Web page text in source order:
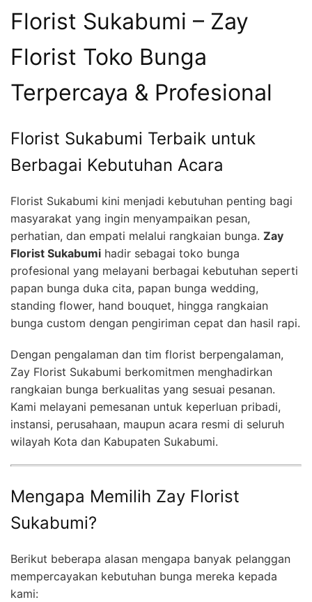
Florist Sukabumi – Zay
Florist Toko Bunga
Terpercaya & Profesional
Florist Sukabumi Terbaik untuk
Berbagai Kebutuhan Acara
Florist Sukabumi kini menjadi kebutuhan penting bagi
masyarakat yang ingin menyampaikan pesan,
perhatian, dan empati melalui rangkaian bunga. Zay
Florist Sukabumi hadir sebagai toko bunga
profesional yang melayani berbagai kebutuhan seperti
papan bunga duka cita, papan bunga wedding,
standing flower, hand bouquet, hingga rangkaian
bunga custom dengan pengiriman cepat dan hasil rapi.
Dengan pengalaman dan tim florist berpengalaman,
Zay Florist Sukabumi berkomitmen menghadirkan
rangkaian bunga berkualitas yang sesuai pesanan.
Kami melayani pemesanan untuk keperluan pribadi,
instansi, perusahaan, maupun acara resmi di seluruh
wilayah Kota dan Kabupaten Sukabumi.
Mengapa Memilih Zay Florist
Sukabumi?
Berikut beberapa alasan mengapa banyak pelanggan
mempercayakan kebutuhan bunga mereka kepada
kami: